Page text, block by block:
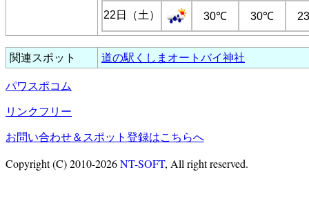
22日（土） 30℃ 30℃
関連スポット 道の駅くしまオートバイ神社
パワスポコム
リンクフリー
お問い合わせ＆スポット登録はこちらへ
Copyright (C) 2010-2026NT-SOFT, All right reserved.